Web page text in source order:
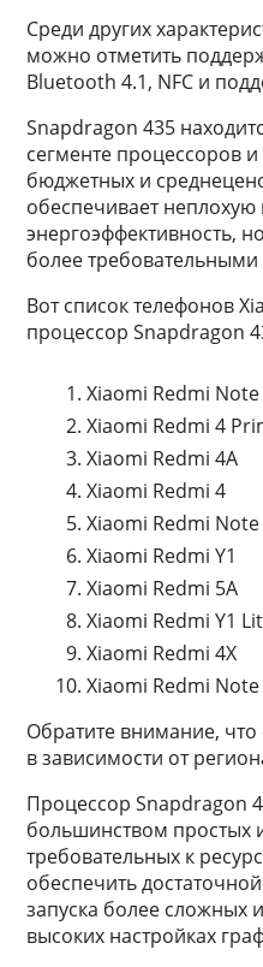
Среди других
можно отметить
Bluetooth 4.1, NFC и
Snapdragon 435
сегменте процессоров
бюджетных и
обеспечивает неплохую
энергоэффективность,
более
Вот список телефонов
процессор Snapdragon
Xiaomi Redmi Note
Xiaomi Redmi 4
Xiaomi Redmi 4A
Xiaomi Redmi 4
Xiaomi Redmi Note
Xiaomi Redmi Y1
Xiaomi Redmi 5A
Xiaomi Redmi Y1
Xiaomi Redmi 4X
Xiaomi Redmi Note
Обратите внимание,
в зависимости от
Процессор Snapdragon
большинством простых
требовательных к
обеспечить
запуска более сложных
высоких настройках